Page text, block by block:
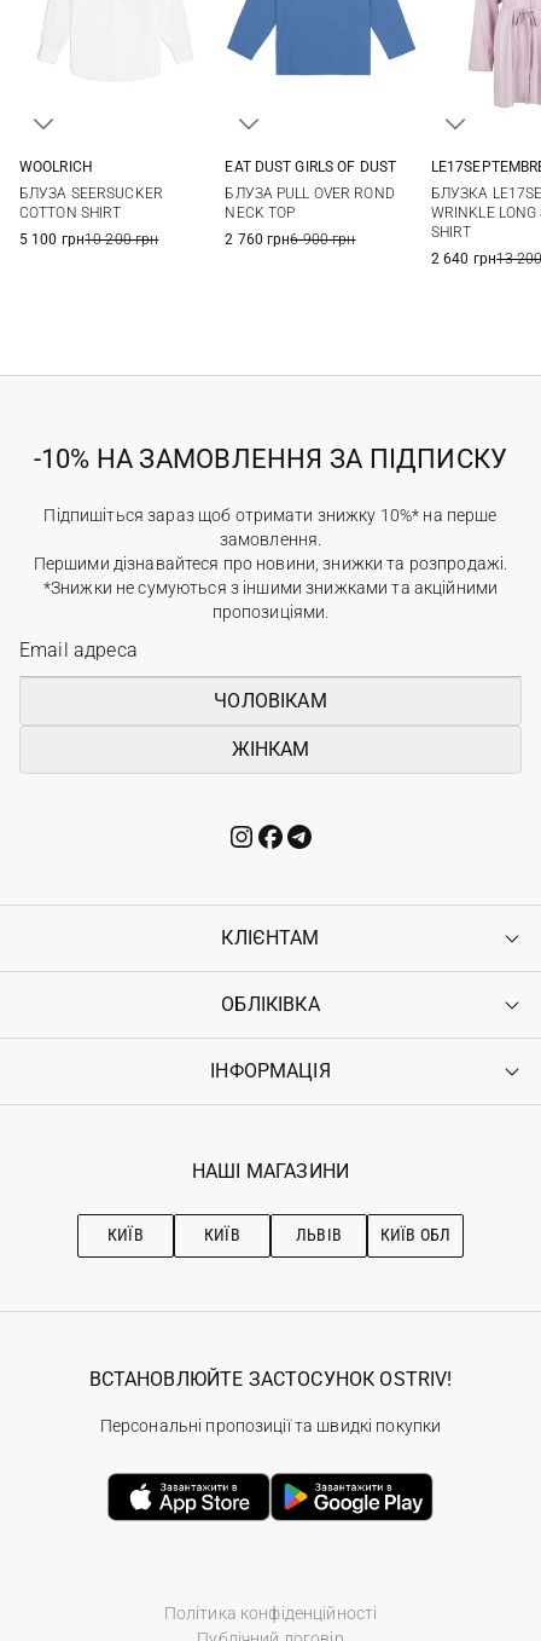
XL
L
WOOLRICH
БЛУЗА SEERSUCKER
COTTON SHIRT
5 100 грн10 200 грн
EAT DUST GIRLS OF DUST
БЛУЗА PULL OVER ROND
NECK TOP
2 760 грн6 900 грн
БЛУЗКА
WRINKLE LONG
SHIRT
2 640 грн13
-10% НА ЗАМОВЛЕННЯ ЗА ПІДПИСКУ
Підпишіться зараз щоб отримати знижку 10%* на перше
замовлення.
Першими дізнавайтеся про новини, знижки та розпродажі.
*Знижки не сумуються з іншими знижками та акційними
пропозиціями.
ЧОЛОВІКАМ
ЖІНКАМ
КЛІЄНТАМ
Контакти
Повернення
Гарантія
ОБЛІКІВКА
Увійти
Ostriv Club+
ІНФОРМАЦІЯ
Наші магазини
Рекомендації з догляду
НАШІ МАГАЗИНИ
КИЇВ КИЇВ ЛЬВІВ КИЇВ ОБЛ
Політика конфіденційності
ВСТАНОВЛЮЙТЕ ЗАСТОСУНОК OSTRIV!
Персональні пропозиції та швидкі покупки